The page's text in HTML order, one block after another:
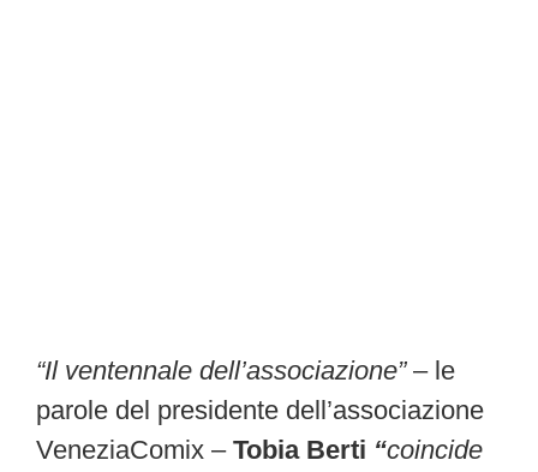
“Il ventennale dell’associazione”– le
parole del presidente dell’associazione
VeneziaComix –Tobia Berti “coincide